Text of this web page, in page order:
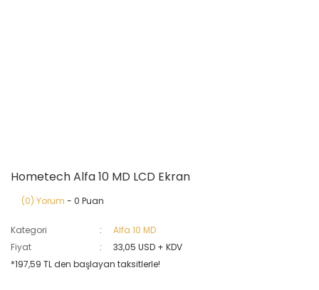
Hometech Alfa 10 MD LCD Ekran
(0) Yorum - 0 Puan
Kategori
Alfa 10 MD
Fiyat
33,05 USD + KDV
*197,59 TL den başlayan taksitlerle!